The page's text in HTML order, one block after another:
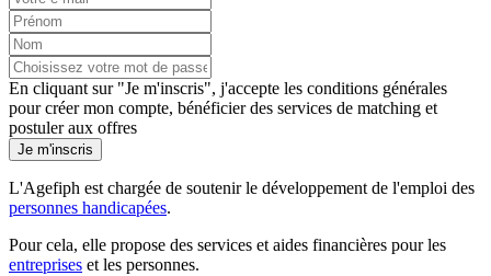
En cliquant sur "Je m'inscris", j'accepte les conditions générales
pour créer mon compte, bénéficier des services de matching et
postuler aux offres
Je m'inscris
L'Agefiph est chargée de soutenir le développement de l'emploi des
personnes handicapées.
Pour cela, elle propose des services et aides financières pour les
entreprises et les personnes.